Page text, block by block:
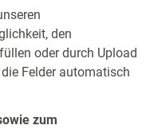
den
oder durch Upload
Felder automatisch
zum